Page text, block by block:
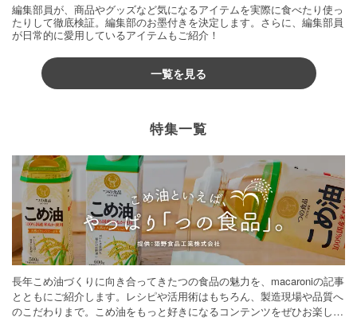
編集部員が、商品やグッズなど気になるアイテムを実際に食べたり使っ
たりして徹底検証。編集部のお墨付きを決定します。さらに、編集部員
が日常的に愛用しているアイテムもご紹介！
一覧を見る
特集一覧
長年こめ油づくりに向き合ってきたつの食品の魅力を、macaroniの記事
とともにご紹介します。レシピや活用術はもちろん、製造現場や品質へ
のこだわりまで。こめ油をもっと好きになるコンテンツをぜひお楽しみ